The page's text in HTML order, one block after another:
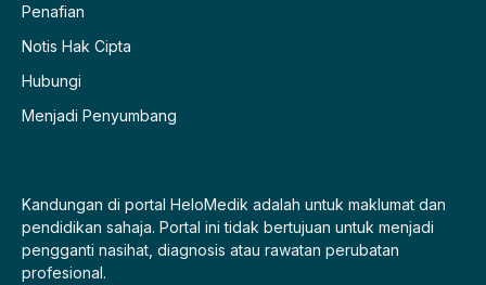
Penafian
Notis Hak Cipta
Hubungi
Menjadi Penyumbang
Kandungan di portal HeloMedik adalah untuk maklumat dan
pendidikan sahaja. Portal ini tidak bertujuan untuk menjadi
pengganti nasihat, diagnosis atau rawatan perubatan
profesional.